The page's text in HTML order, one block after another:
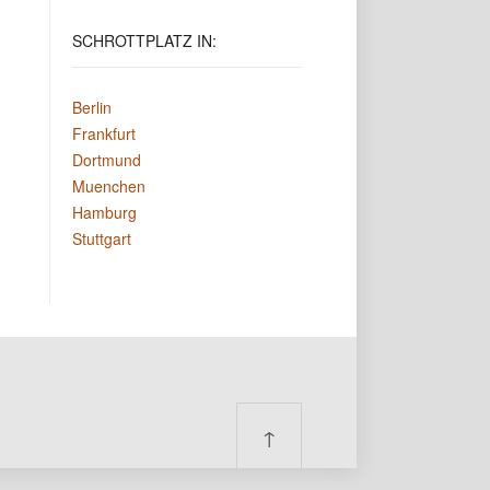
SCHROTTPLATZ IN:
Berlin
Frankfurt
Dortmund
Muenchen
Hamburg
Stuttgart
↑